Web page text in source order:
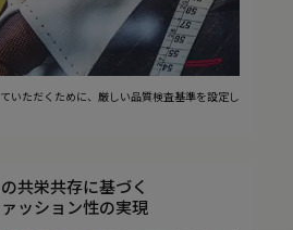
いただくために、厳しい品質検査基準を設定し
共栄共存に基づく
ッション性の実現